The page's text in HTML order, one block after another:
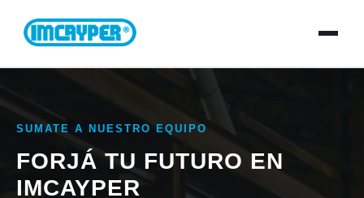
PRODUCTOS
SUMATE A NUESTRO EQUIPO
FORJÁ TU FUTURO EN
IMCAYPER